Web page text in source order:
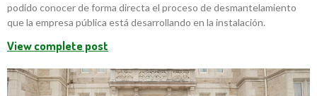
podido conocer de forma directa el proceso de desmantelamiento
que la empresa pública está desarrollando en la instalación.
View complete post